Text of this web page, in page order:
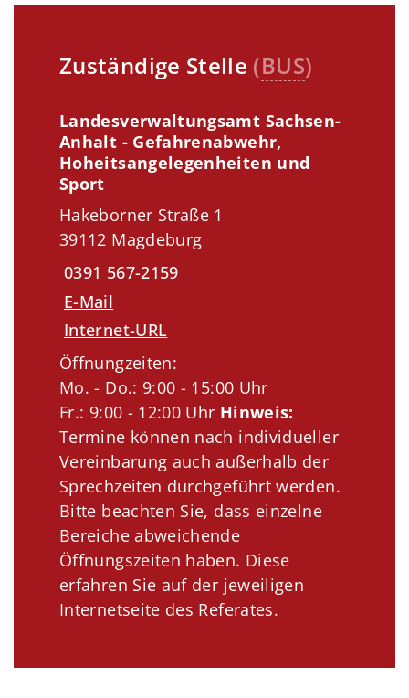
Zuständige Stelle (BUS)
Landesverwaltungsamt Sachsen-
Anhalt - Gefahrenabwehr,
Hoheitsangelegenheiten und
Sport
Hakeborner Straße 1
39112 Magdeburg
0391 567-2159
E-Mail
Internet-URL
Öffnungzeiten:
Mo. - Do.: 9:00 - 15:00 Uhr
Fr.: 9:00 - 12:00 Uhr Hinweis:
Termine können nach individueller
Vereinbarung auch außerhalb der
Sprechzeiten durchgeführt werden.
Bitte beachten Sie, dass einzelne
Bereiche abweichende
Öffnungszeiten haben. Diese
erfahren Sie auf der jeweiligen
Internetseite des Referates.